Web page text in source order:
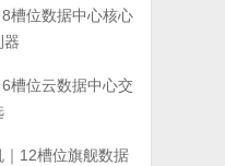
槽位数据中心核心
器
槽位云数据中心交
12槽位旗舰数据